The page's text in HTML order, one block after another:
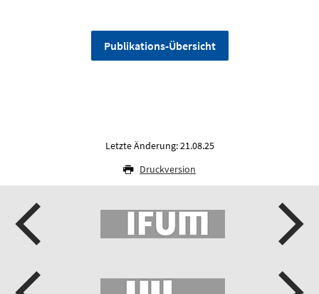
Publikations-Übersicht
Letzte Änderung: 21.08.25
Druckversion